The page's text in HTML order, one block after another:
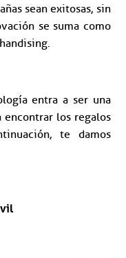
sean exitosas, sin
se suma como
entra a ser una
los regalos
te damos